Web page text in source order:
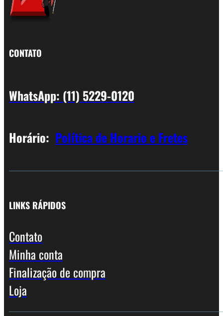
CONTATO
WhatsApp: (11) 5229-0120
Horário: Política de Horario e Fretes
LINKS RÁPIDOS
Contato
Minha conta
Finalização de compra
Loja